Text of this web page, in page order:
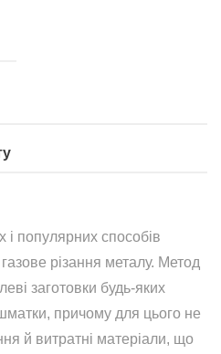
популярних способів
різання металу. Метод
заготовки будь-яких
причому для цього не
й витратні матеріали, що